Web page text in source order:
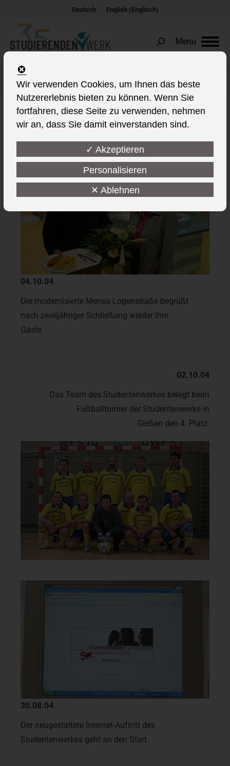
Deutsch English(Englisch)
Menu
Search:
Das Jahr 2004
This post is also available in:
04.10.04
Die modernisierte Mensa Logenstraße begrüßt
nach zweijähriger Schließung wieder ihre
Gäste.
02.10.04
Das Team des Studentenwerkes belegt beim
Fußballturnier der Studentenwerke in
Gießen den 4. Platz.
30.08.04
Der neugestaltete Internet-Auftritt des
Studentenwerkes geht an den Start.
Wir verwenden Cookies, um Ihnen das beste
Nutzererlebnis bieten zu können. Wenn Sie
fortfahren, diese Seite zu verwenden, nehmen
wir an, dass Sie damit einverstanden sind.
✓ Akzeptieren
Personalisieren
✕ Ablehnen